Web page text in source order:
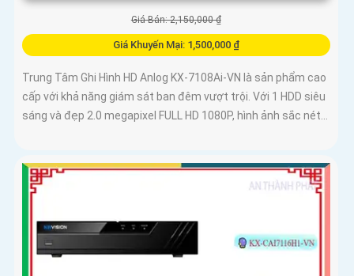
Giá Bán: 2,150,000 ₫
Giá Khuyến Mại: 1,500,000 ₫
Trung Tâm Ghi Hình HD Anlog KX-7108Ai-VN là sản phẩm cao
cấp với khả năng giám sát ban đêm vượt trội. Với 1 HDD siêu
sáng và đẹp 2.0 megapixel FULL HD 1080P, hình ảnh sắc nét...